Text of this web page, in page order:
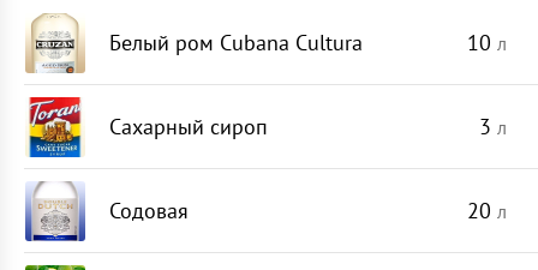
Белый ром Cubana Cultura 10 л
Сахарный сироп 3 л
Содовая 20 л